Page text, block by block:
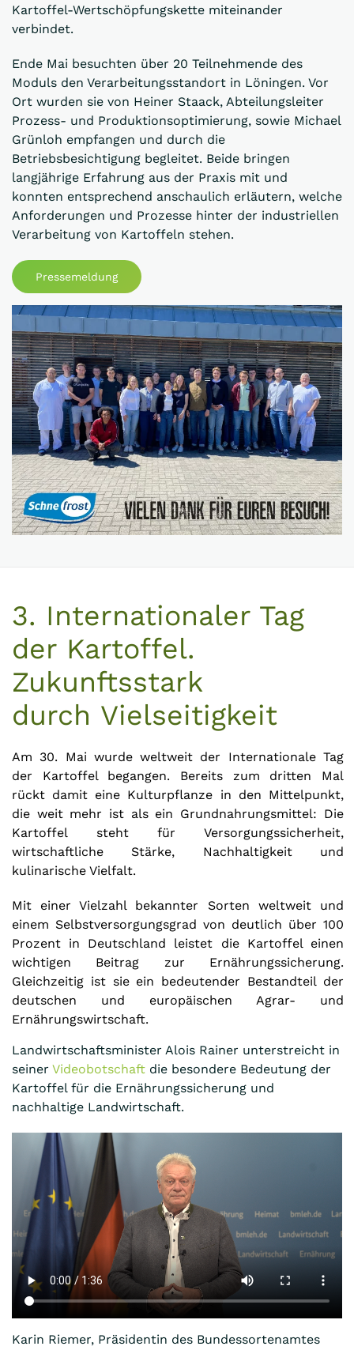
Kartoffel-Wertschöpfungskette miteinander
verbindet.
Ende Mai besuchten über 20 Teilnehmende des
Moduls den Verarbeitungsstandort in Löningen. Vor
Ort wurden sie von Heiner Staack, Abteilungsleiter
Prozess- und Produktionsoptimierung, sowie Michael
Grünloh empfangen und durch die
Betriebsbesichtigung begleitet. Beide bringen
langjährige Erfahrung aus der Praxis mit und
konnten entsprechend anschaulich erläutern, welche
Anforderungen und Prozesse hinter der industriellen
Verarbeitung von Kartoffeln stehen.
Pressemeldung
3. Internationaler Tag
der Kartoffel.
Zukunftsstark
durch Vielseitigkeit
Am 30. Mai wurde weltweit der Internationale Tag
der Kartoffel begangen. Bereits zum dritten Mal
rückt damit eine Kulturpflanze in den Mittelpunkt,
die weit mehr ist als ein Grundnahrungsmittel: Die
Kartoffel steht für Versorgungssicherheit,
wirtschaftliche Stärke, Nachhaltigkeit und
kulinarische Vielfalt.
Mit einer Vielzahl bekannter Sorten weltweit und
einem Selbstversorgungsgrad von deutlich über 100
Prozent in Deutschland leistet die Kartoffel einen
wichtigen Beitrag zur Ernährungssicherung.
Gleichzeitig ist sie ein bedeutender Bestandteil der
deutschen und europäischen Agrar- und
Ernährungswirtschaft.
Landwirtschaftsminister Alois Rainer unterstreicht in
seiner Videobotschaft die besondere Bedeutung der
Kartoffel für die Ernährungssicherung und
nachhaltige Landwirtschaft.
Karin Riemer, Präsidentin des Bundessortenamtes